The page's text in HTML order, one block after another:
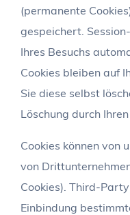
(permanente
gespeichert.
Ihres Besuchs
Cookies bleiben auf
Sie diese selbst
Löschung durch
Cookies können von
von
Cookies). Third-
Einbindung